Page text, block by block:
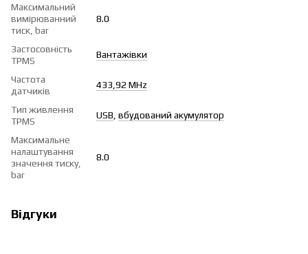
Максимальний
вимірюванний
тиск, bar
8.0
Застосовність
TPMS
Вантажівки
Частота
датчиків
433,92 MHz
Тип живлення
TPMS
USB вбудований акумулятор
Максимальне
налаштування
значення тиску,
bar
8.0
Відгуки